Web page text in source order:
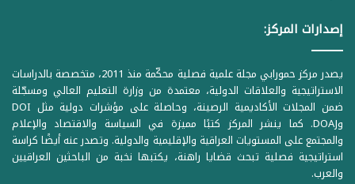
إصدارات المركز:
يصدر مركز حمورابي مجلة علمية فصلية محكّمة منذ 2011، متخصصة بالدراسات
الاستراتيجية والعلاقات الدولية، معتمدة من وزارة التعليم العالي ومسجّلة
ضمن المجلات الأكاديمية الرصينة، وحاصلة على مؤشرات دولية مثل DOI
وDOAJ. كما ينشر المركز كتبًا مميزة في السياسة والاقتصاد والإعلام
والمجتمع على المستويات العراقية والإقليمية والدولية. وتصدر عنه أيضًا كراسة
استراتيجية فصلية تبحث قضايا راهنة، يكتبها نخبة من الباحثين العراقيين
والعرب.